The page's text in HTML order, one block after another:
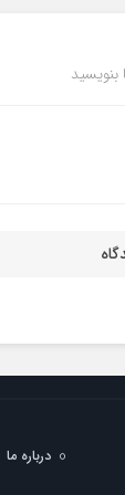
بنویسید
درباره ما